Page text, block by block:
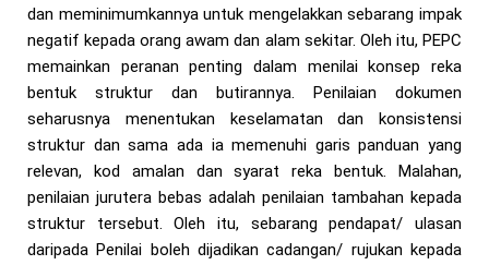
dan meminimumkannya untuk mengelakkan sebarang impak
negatif kepada orang awam dan alam sekitar. Oleh itu, PEPC
memainkan peranan penting dalam menilai konsep reka
bentuk struktur dan butirannya. Penilaian dokumen
seharusnya menentukan keselamatan dan konsistensi
struktur dan sama ada ia memenuhi garis panduan yang
relevan, kod amalan dan syarat reka bentuk. Malahan,
penilaian jurutera bebas adalah penilaian tambahan kepada
struktur tersebut. Oleh itu, sebarang pendapat/ ulasan
daripada Penilai boleh dijadikan cadangan/ rujukan kepada